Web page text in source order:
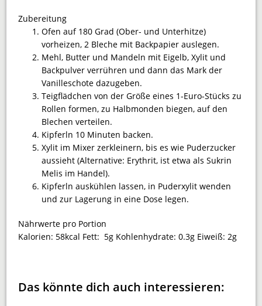
Zubereitung
Ofen auf 180 Grad (Ober- und Unterhitze)
vorheizen, 2 Bleche mit Backpapier auslegen.
Mehl, Butter und Mandeln mit Eigelb, Xylit und
Backpulver verrühren und dann das Mark der
Vanilleschote dazugeben.
Teigflädchen von der Größe eines 1-Euro-Stücks zu
Rollen formen, zu Halbmonden biegen, auf den
Blechen verteilen.
Kipferln 10 Minuten backen.
Xylit im Mixer zerkleinern, bis es wie Puderzucker
aussieht (Alternative: Erythrit, ist etwa als Sukrin
Melis im Handel).
Kipferln auskühlen lassen, in Puderxylit wenden
und zur Lagerung in eine Dose legen.
Nährwerte pro Portion
Kalorien: 58kcal Fett: 5g Kohlenhydrate:0.3g Eiweiß: 2g
Das könnte dich auch interessieren: